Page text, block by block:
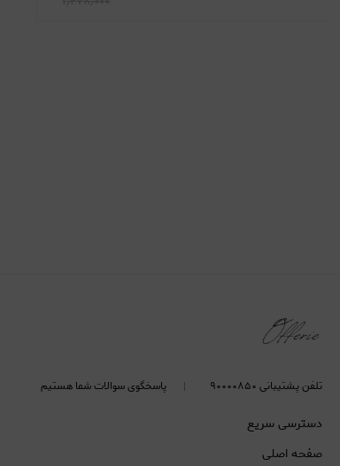
تلفن پشتیبانی ۹۰۰۰۰۸۵۰ پاسخگوی سوالات شما هستیم
دسترسی سریع
صفحه اصلی